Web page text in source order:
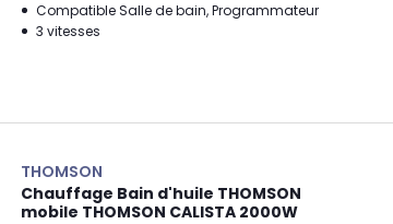
Compatible Salle de bain, Programmateur
3 vitesses
THOMSON
Chauffage Bain d'huile THOMSON
mobile THOMSON CALISTA 2000W